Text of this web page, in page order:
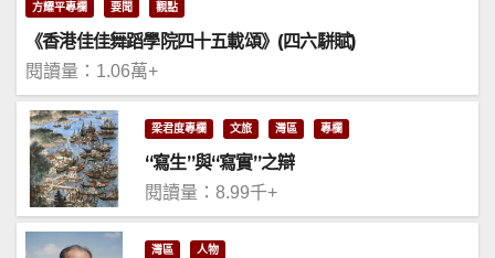
方耀平專欄 要聞 觀點
《香港佳佳舞蹈學院四十五載頌》(四六駢賦)
閱讀量：1.06萬+
梁君度專欄 文旅 灣區 專欄
“寫生”與“寫實”之辯
閱讀量：8.99千+
灣區 人物